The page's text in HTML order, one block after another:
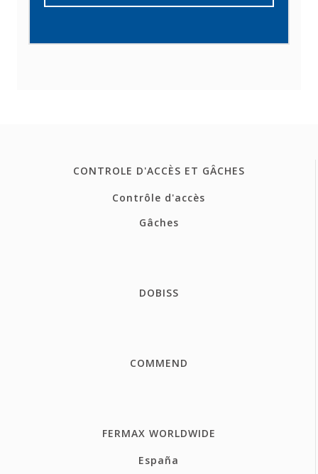
CONTROLE D'ACCÈS ET GÂCHES
Contrôle d'accès
Gâches
DOBISS
COMMEND
FERMAX WORLDWIDE
España